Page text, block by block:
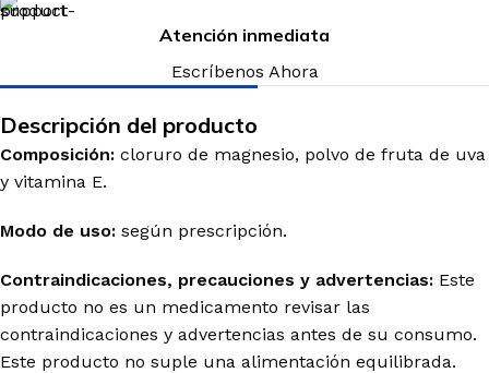
Atención inmediata
Escríbenos Ahora
Descripción del producto
Composición: cloruro de magnesio, polvo de fruta de uva
y vitamina E.
Modo de uso: según prescripción.
Contraindicaciones, precauciones y advertencias: Este
producto no es un medicamento revisar las
contraindicaciones y advertencias antes de su consumo.
Este producto no suple una alimentación equilibrada.